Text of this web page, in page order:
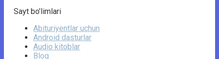
Sayt bo’limlari
Abituriyentlar uchun
Android dasturlar
Audio kitoblar
Blog